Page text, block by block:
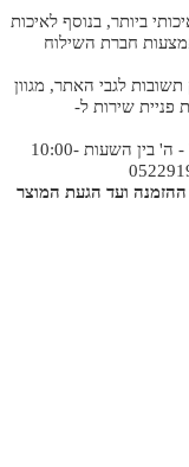
ביותר, בנוסף לאיכות
חברת השילוח
לגבי האתר, מגוון
שירות ל-
מוקד השירות למענה טלפוני אנושי פעיל בימים א' - ה' בין השעות 10:00-
ההזמנה ועד הגעת המוצר